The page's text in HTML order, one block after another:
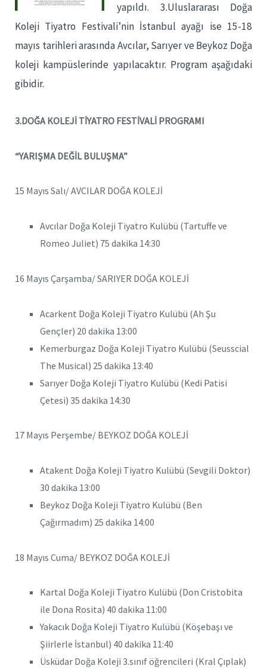
yapıldı. 3.Uluslararası Doğa
Koleji Tiyatro Festivali’nin İstanbul ayağı ise 15-18
mayıs tarihleri arasında Avcılar, Sarıyer ve Beykoz Doğa
koleji kampüslerinde yapılacaktır. Program aşağıdaki
gibidir.
3.DOĞA KOLEJİ TİYATRO FESTİVALİ PROGRAMI
“YARIŞMA DEĞİL BULUŞMA”
15 Mayıs Salı/ AVCILAR DOĞA KOLEJİ
Avcılar Doğa Koleji Tiyatro Kulübü (Tartuffe ve
Romeo Juliet) 75 dakika 14:30
16 Mayıs Çarşamba/ SARIYER DOĞA KOLEJİ
Acarkent Doğa Koleji Tiyatro Kulübü (Ah Şu
Gençler) 20 dakika 13:00
Kemerburgaz Doğa Koleji Tiyatro Kulübü (Seusscial
The Musical) 25 dakika 13:40
Sarıyer Doğa Koleji Tiyatro Kulübü (Kedi Patisi
Çetesi) 35 dakika 14:30
17 Mayıs Perşembe/ BEYKOZ DOĞA KOLEJİ
Atakent Doğa Koleji Tiyatro Kulübü (Sevgili Doktor)
30 dakika 13:00
Beykoz Doğa Koleji Tiyatro Kulübü (Ben
Çağırmadım) 25 dakika 14:00
18 Mayıs Cuma/ BEYKOZ DOĞA KOLEJİ
Kartal Doğa Koleji Tiyatro Kulübü (Don Cristobita
ile Dona Rosita) 40 dakika 11:00
Yakacık Doğa Koleji Tiyatro Kulübü (Köşebaşı ve
Şiirlerle İstanbul) 40 dakika 11:40
Üsküdar Doğa Koleji 3.sınıf öğrencileri (Kral Çıplak)